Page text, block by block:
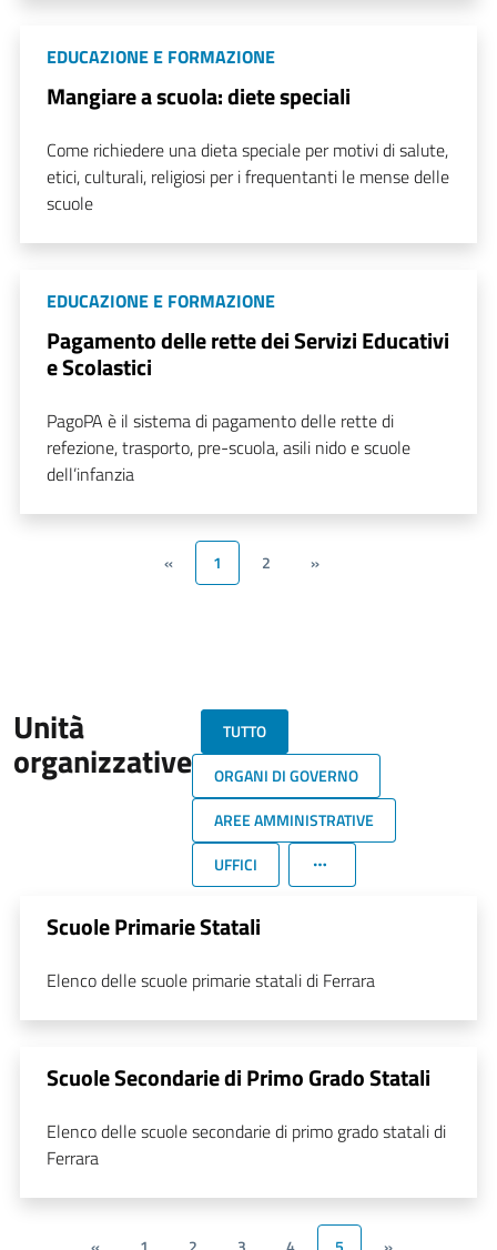
EDUCAZIONE E FORMAZIONE
Mangiare a scuola: diete speciali
Come richiedere una dieta speciale per motivi di salute,
etici, culturali, religiosi per i frequentanti le mense delle
scuole
EDUCAZIONE E FORMAZIONE
Pagamento delle rette dei Servizi Educativi
e Scolastici
PagoPA è il sistema di pagamento delle rette di
refezione, trasporto, pre-scuola, asili nido e scuole
dell’infanzia
« 1 2 »
Unità
organizzative
TUTTO
ORGANI DI GOVERNO
AREE AMMINISTRATIVE
UFFICI
Scuole Primarie Statali
Elenco delle scuole primarie statali di Ferrara
Scuole Secondarie di Primo Grado Statali
Elenco delle scuole secondarie di primo grado statali di
Ferrara